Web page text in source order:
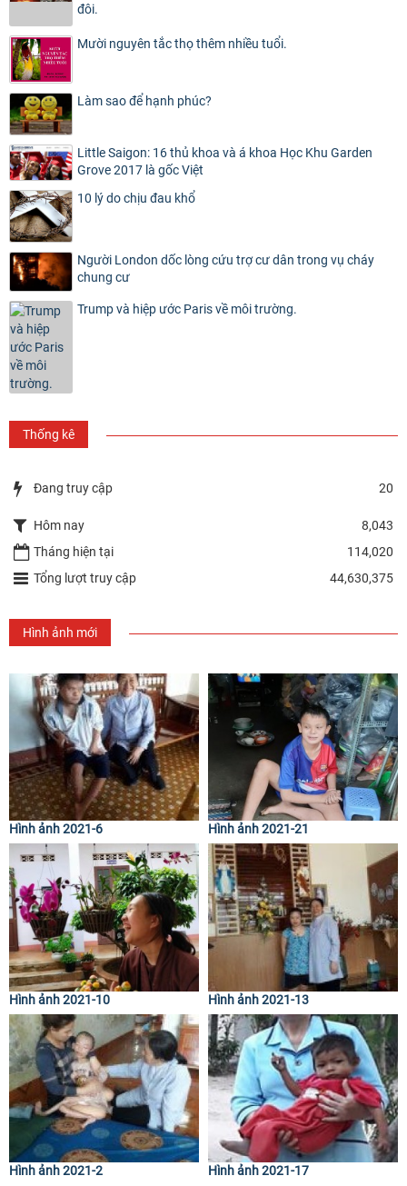
đôi.
Mười nguyên tắc thọ thêm nhiều tuổi.
Làm sao để hạnh phúc?
Little Saigon: 16 thủ khoa và á khoa Học Khu Garden
Grove 2017 là gốc Việt
10 lý do chịu đau khổ
Người London dốc lòng cứu trợ cư dân trong vụ cháy
chung cư
Trump và hiệp ước Paris về môi trường.
Thống kê
Đang truy cập 20
Hôm nay
8,043
Tháng hiện tại
114,020
Tổng lượt truy cập
44,630,375
Hình ảnh mới
Hình ảnh 2021-6 Hình ảnh 2021-21
Hình ảnh 2021-10 Hình ảnh 2021-13
Hình ảnh 2021-2 Hình ảnh 2021-17